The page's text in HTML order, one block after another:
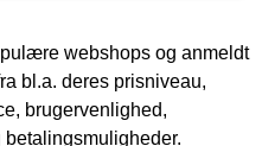
webshops og anmeldt
bl.a. deres prisniveau,
brugervenlighed,
betalingsmuligheder.